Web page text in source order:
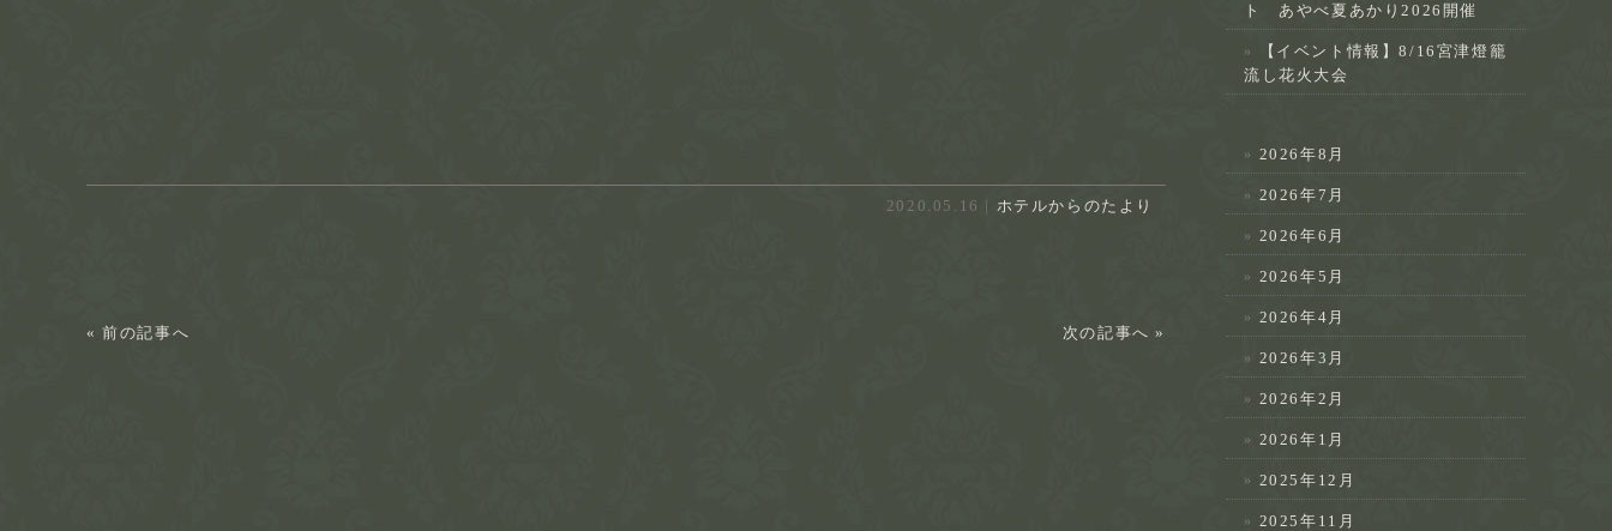
2020.05.16 | ホテルからのたより
« 前の記事へ 次の記事へ »
ト あやべ夏あかり2026開催
【イベント情報】8/16宮津燈籠
流し花火大会
2026年8月
2026年7月
2026年6月
2026年5月
2026年4月
2026年3月
2026年2月
2026年1月
2025年12月
2025年11月